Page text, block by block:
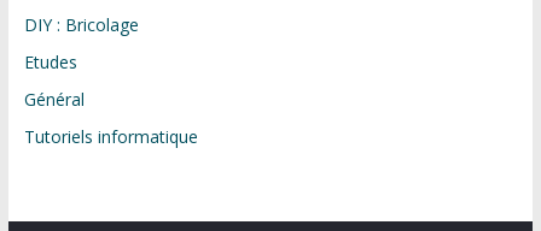
DIY : Bricolage
Etudes
Général
Tutoriels informatique